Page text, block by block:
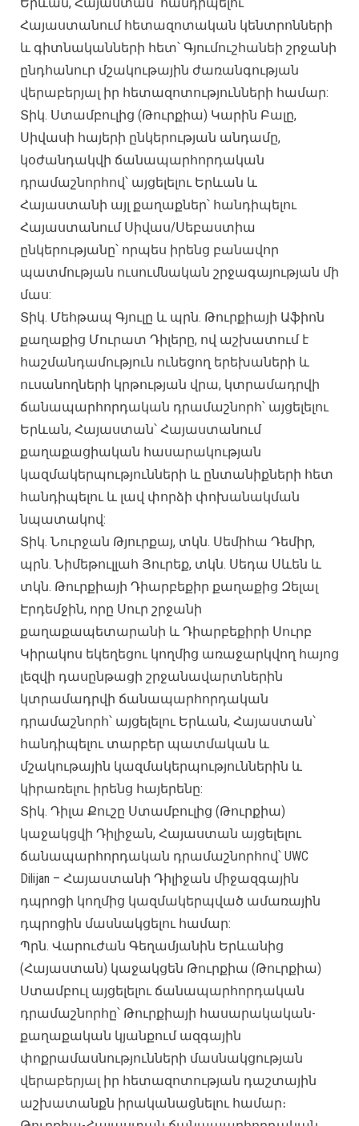
Հայաստանում հետազոտական ​​կենտրոնների
և գիտնականների հետ՝ Գյումուշհանեի շրջանի
ընդհանուր մշակութային ժառանգության
վերաբերյալ իր հետազոտությունների համար:
Տիկ. Ստամբուլից (Թուրքիա) Կարին Բալը,
Սիվասի հայերի ընկերության անդամը,
կօժանդակվի ճանապարհորդական
դրամաշնորհով՝ այցելելու Երևան և
Հայաստանի այլ քաղաքներ՝ հանդիպելու
Հայաստանում Սիվաս/Սեբաստիա
ընկերությանը՝ որպես իրենց բանավոր
պատմության ուսումնական շրջագայության մի
մաս:
Տիկ. Մեհթապ Գյուլը և պրն. Թուրքիայի Աֆիոն
քաղաքից Մուրատ Դիլերը, ով աշխատում է
հաշմանդամություն ունեցող երեխաների և
ուսանողների կրթության վրա, կտրամադրվի
ճանապարհորդական դրամաշնորհ՝ այցելելու
Երևան, Հայաստան՝ Հայաստանում
քաղաքացիական հասարակության
կազմակերպությունների և ընտանիքների հետ
հանդիպելու և լավ փորձի փոխանակման
նպատակով:
Տիկ. Նուրջան Թյուրքայ, տկն. Սեմիհա Դեմիր,
պրն. Նիմեթուլլահ Յուրեք, տկն. Սեդա Սևեն և
տկն. Թուրքիայի Դիարբեքիր քաղաքից Զելալ
Էրդեմջին, որը Սուր շրջանի
քաղաքապետարանի և Դիարբեքիրի Սուրբ
Կիրակոս եկեղեցու կողմից առաջարկվող հայոց
լեզվի դասընթացի շրջանավարտներին
կտրամադրվի ճանապարհորդական
դրամաշնորհ՝ այցելելու Երևան, Հայաստան՝
հանդիպելու տարբեր պատմական և
մշակութային կազմակերպություններին և
կիրառելու իրենց հայերենը:
Տիկ. Դիլա Քուշը Ստամբուլից (Թուրքիա)
կաջակցվի Դիլիջան, Հայաստան այցելելու
ճանապարհորդական դրամաշնորհով՝ UWC
Dilijan – Հայաստանի Դիլիջան միջազգային
դպրոցի կողմից կազմակերպված ամառային
դպրոցին մասնակցելու համար:
Պրն. Վարուժան Գեղամյանին Երևանից
(Հայաստան) կաջակցեն Թուրքիա (Թուրքիա)
Ստամբուլ այցելելու ճանապարհորդական
դրամաշնորհը՝ Թուրքիայի հասարակական-
քաղաքական կյանքում ազգային
փոքրամասնությունների մասնակցության
վերաբերյալ իր հետազոտության դաշտային
աշխատանքն իրականացնելու համար։